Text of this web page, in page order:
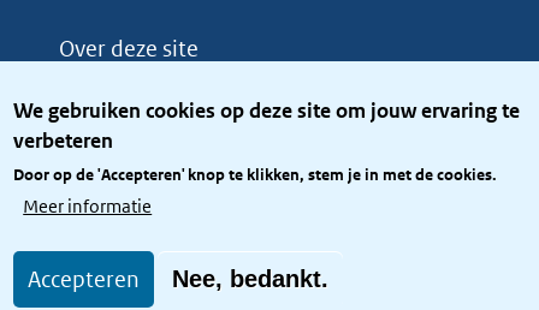
We gebruiken cookies op deze site om jouw ervaring te
verbeteren
Door op de 'Accepteren' knop te klikken, stem je in met de cookies.
Meer informatie
Accepteren Nee, bedankt.
Over deze site
Privacy
Toegang site openbaar
Toegankelijkheid